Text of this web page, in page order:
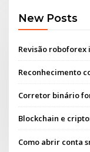
New Posts
Revisão roboforex
Reconhecimento
Corretor binário
Blockchain e
Como abrir conta